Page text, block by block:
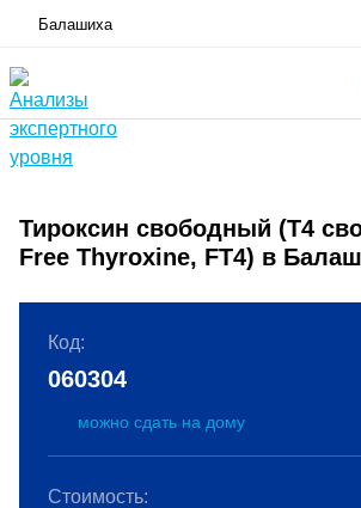
Балашиха
Тироксин свободный (Т4
Free Thyroxine, FT4) в
Код:
060304
можно сдать на дому
Стоимость: